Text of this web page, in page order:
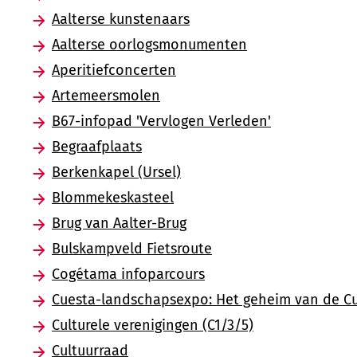
Aalterse kunstenaars
Aalterse oorlogsmonumenten
Aperitiefconcerten
Artemeersmolen
B67-infopad 'Vervlogen Verleden'
Begraafplaats
Berkenkapel (Ursel)
Blommekeskasteel
Brug van Aalter-Brug
Bulskampveld Fietsroute
Cogétama infoparcours
Cuesta-landschapsexpo: Het geheim van de
Culturele verenigingen (C1/3/5)
Cultuurraad